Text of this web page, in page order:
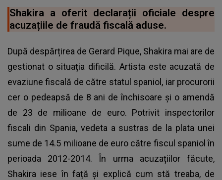
Shakira a oferit declarații oficiale despre
acuzațiile de fraudă fiscală aduse.
După despărțirea de Gerard Pique, Shakira mai are de
gestionat o situația dificilă. Artista este acuzată de
evaziune fiscală de către statul spaniol, iar procurorii
cer o pedeapsă de 8 ani de închisoare și o amendă
de 23 de milioane de euro. Potrivit inspectorilor
fiscali din Spania, vedeta a sustras de la plata unei
sume de 14.5 milioane de euro către fiscul spaniol în
perioada 2012-2014. În urma acuzațiilor făcute,
Shakira iese în față și explică cum stă treaba, de